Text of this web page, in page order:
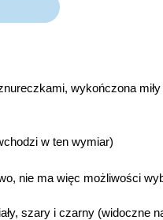
wykończona
w ten wymiar)
nie ma więc możliwości
szary i czarny (widoczne